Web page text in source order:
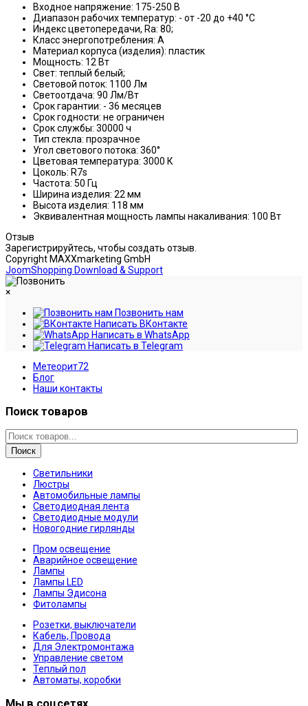
Входное напряжение: 175-250 В
Диапазон рабочих температур: - от -20 до +40 °С
Индекс цветопередачи, Ra: 80;
Класс энергопотребления: A
Материал корпуса (изделия): пластик
Мощность: 12 Вт
Свет: теплый белый;
Световой поток: 1100 Лм
Светоотдача: 90 Лм/Вт
Срок гарантии: - 36 месяцев
Срок годности: не ограничен
Срок службы: 30000 ч
Тип стекла: прозрачное
Угол светового потока: 360°
Цветовая температура: 3000 К
Цоколь: R7s
Частота: 50 Гц
Ширина изделия: 22 мм
Высота изделия: 118 мм
Эквивалентная мощность лампы накаливания: 100 Вт
Отзыв
Зарегистрируйтесь, чтобы создать отзыв.
Copyright MAXXmarketing GmbH
JoomShopping Download & Support
×
Позвонить нам
Написать ВКонтакте
Написать в WhatsApp
Написать в Telegram
Метеорит72
Блог
Наши контакты
Поиск товаров
Поиск
Светильники
Люстры
Автомобильные лампы
Светодиодная лента
Светодиодные модули
Новогодние гирлянды
Пром освещение
Аварийное освещение
Лампы
Лампы LED
Лампы Эдисона
Фитолампы
Розетки, выключатели
Кабель, Провода
Для Электромонтажа
Управление светом
Теплый пол
Автоматы, коробки